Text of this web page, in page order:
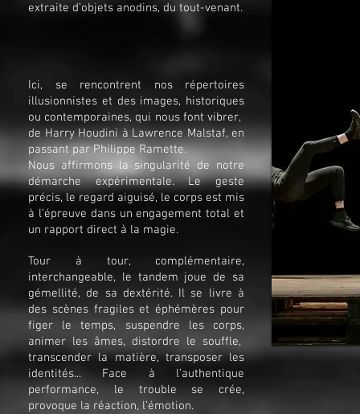
extraite d’objets anodins, du tout-venant.
Ici, se rencontrent nos répertoires
illusionnistes et des images, historiques
ou contemporaines, qui nous font vibrer,
de Harry Houdini à Lawrence Malstaf, en
passant par Philippe Ramette.
Nous affirmons la singularité de notre
démarche expérimentale. Le geste
précis, le regard aiguisé, le corps est mis
à l’épreuve dans un engagement total et
un rapport direct à la magie.
Tour à tour, complémentaire,
interchangeable, le tandem joue de sa
gémellité, de sa dextérité. Il se livre à
des scènes fragiles et éphémères pour
figer le temps, suspendre les corps,
animer les âmes, distordre le souffle,
transcender la matière, transposer les
identités... Face à l’authentique
performance, le trouble se crée,
provoque la réaction, l’émotion.